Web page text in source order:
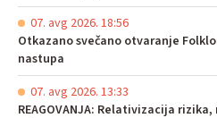
07. avg 2026. 18:56
Otkazano svečano otvaranje
nastupa
07. avg 2026. 13:33
REAGOVANJA: Relativizacija